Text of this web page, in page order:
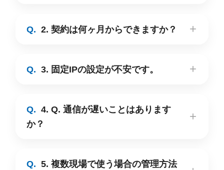
2. 契約は何ヶ月からできますか？
3. 固定IPの設定が不安です。
4. Q. 通信が遅いことはあります
か？
5. 複数現場で使う場合の管理方法